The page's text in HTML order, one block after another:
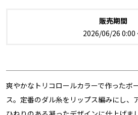
販売期間
2026/06/26 0:00
爽やかなトリコロールカラーで作ったボ
ス。定番のダル糸をリップス編みにし、